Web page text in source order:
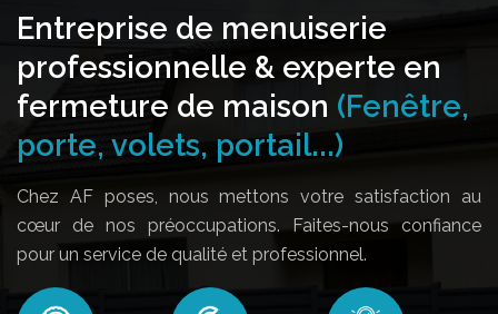
Entreprise de menuiserie
professionnelle & experte en
fermeture de maison (Fenêtre,
porte, volets, portail...)
Chez AF poses, nous mettons votre satisfaction au
cœur de nos préoccupations. Faites-nous confiance
pour un service de qualité et professionnel.